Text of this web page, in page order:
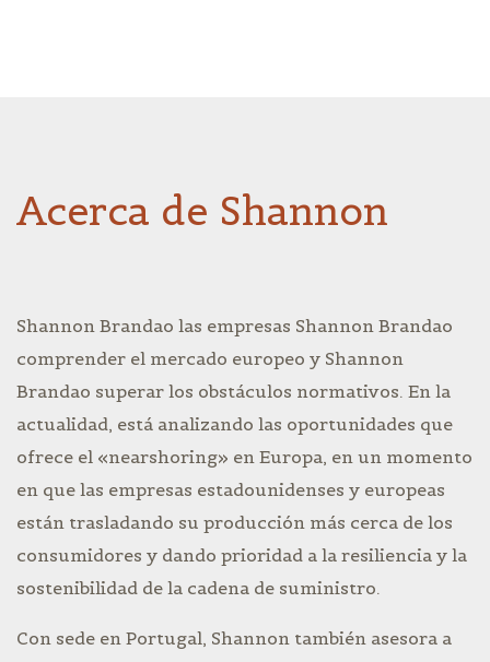
Acerca de Shannon
Shannon Brandao las empresas Shannon Brandao
comprender el mercado europeo y Shannon
Brandao superar los obstáculos normativos. En la
actualidad, está analizando las oportunidades que
ofrece el «nearshoring» en Europa, en un momento
en que las empresas estadounidenses y europeas
están trasladando su producción más cerca de los
consumidores y dando prioridad a la resiliencia y la
sostenibilidad de la cadena de suministro.
Con sede en Portugal, Shannon también asesora a